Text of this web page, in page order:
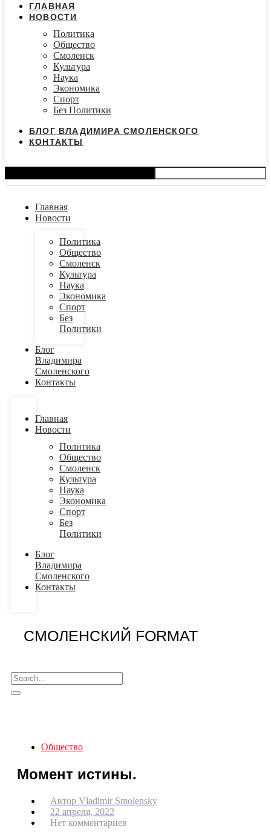
ГЛАВНАЯ
НОВОСТИ
Политика
Общество
Смоленск
Культура
Наука
Экономика
Спорт
Без Политики
БЛОГ ВЛАДИМИРА СМОЛЕНСКОГО
КОНТАКТЫ
Главная
Новости
Политика
Общество
Смоленск
Культура
Наука
Экономика
Спорт
Без
Политики
Блог
Владимира
Смоленского
Контакты
Главная
Новости
Политика
Общество
Смоленск
Культура
Наука
Экономика
Спорт
Без
Политики
Блог
Владимира
Смоленского
Контакты
СМОЛЕНСКИЙ FORMAT
Общество
Момент истины.
Автор Vladimir Smolensky
22 апреля, 2022
Нет комментариев